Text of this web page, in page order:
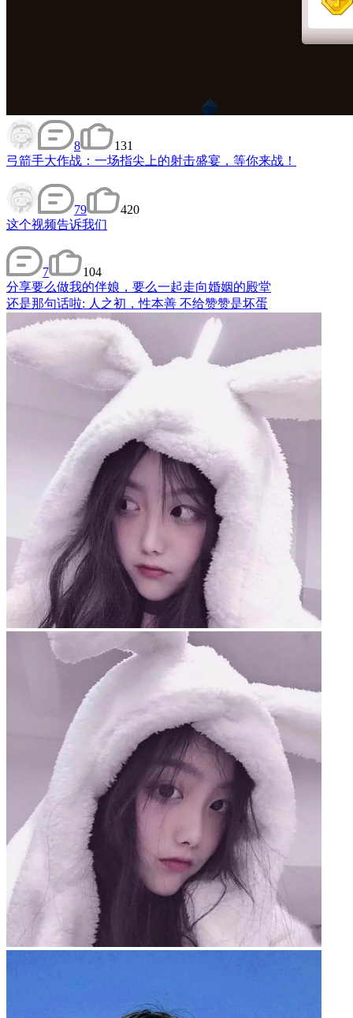
8
131
弓箭手大作战：一场指尖上的射击盛宴，等你来战！
79
420
这个视频告诉我们
7
104
分享要么做我的伴娘，要么一起走向婚姻的殿堂
还是那句话啦: 人之初，性本善 不给赞赞是坏蛋